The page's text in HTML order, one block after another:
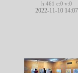
h:461 c:0 v:0
2022-11-10 14:07